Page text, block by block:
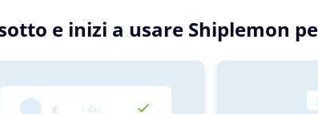
e inizi a usare Shiplemon